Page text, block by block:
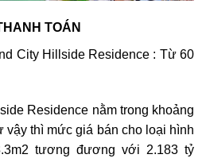
TOÁN
City Hillside Residence : Từ 60
Residence nằm trong khoảng
vậy thì mức giá bán cho loại hình
tương đương với 2.183 tỷ